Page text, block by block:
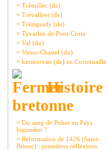
¤ Trémillec (de)
¤ Trévalloet (de)
¤ Tréziguidy (de)
¤ Tyvarlen de Pont-Croix
¤ Val (du)
¤ Vieux-Chastel (du)
¤ kermorvan (de) en Cornouaille
Histoire
bretonne
¤ Du sang de Poher en Pays
bigouden ?
¤ Réformation de 1426 (Saint-
Brieuc) : premières réflexions